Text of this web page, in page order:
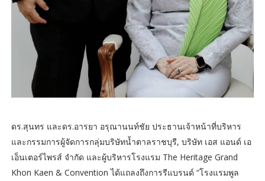
ดร.สุนทร และดร.อารยา อรุณานนท์ชัย ประธานเจ้าหน้าที่บริหาร
และกรรมการผู้จัดการกลุ่มบริษัทน้ำตาลราชบุรี, บริษัท เอส แอนด์ เอ
เอ็นเตอร์ไพรส์ จำกัด และผู้บริหารโรงแรม The Heritage Grand
Khon Kaen & Convention ได้แถลงถึงการรีแบรนด์ “โรงแรมพูล